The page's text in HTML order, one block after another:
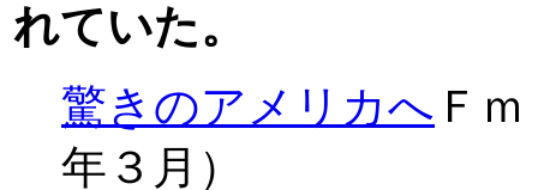
れていた。
驚きのアメリカへ Ｆ
年３月）